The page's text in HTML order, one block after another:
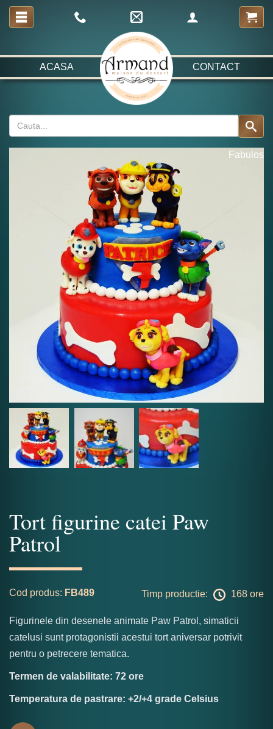
ACASA CONTACT
Fabulos
Tort figurine catei Paw
Patrol
Cod produs: FB489 Timp productie: 168 ore
Figurinele din desenele animate Paw Patrol, simaticii
catelusi sunt protagonistii acestui tort aniversar potrivit
pentru o petrecere tematica.
Termen de valabilitate: 72 ore
Temperatura de pastrare: +2/+4 grade Celsius